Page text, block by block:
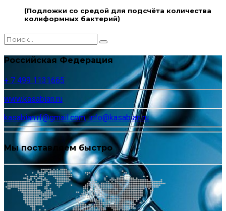
(Подложки со средой для подсчёта количества
колиформных бактерий)
Российская Федерация
+ 7 499 1131665
www.kasabian.ru
kasabian.rf@gmail.com, info@kasabian.ru
Мы поставляем быстро